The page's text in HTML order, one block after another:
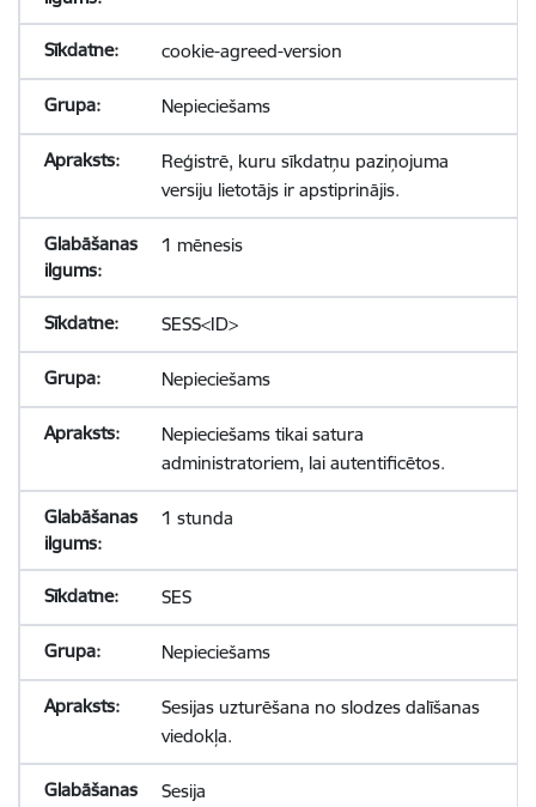
cookie-agreed-version
Nepieciešams
Reģistrē, kuru sīkdatņu paziņojuma
versiju lietotājs ir apstiprinājis.
1 mēnesis
SESS<ID>
Nepieciešams
Nepieciešams tikai satura
administratoriem, lai autentificētos.
1 stunda
SES
Nepieciešams
Sesijas uzturēšana no slodzes dalīšanas
viedokļa.
Sesija